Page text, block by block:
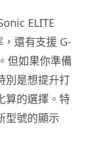
ELITE
還有支援 G-
但如果你準備
別是想提升打
算的選擇。特
型號的顯示